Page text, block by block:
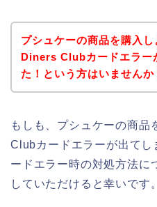
プシュケーの商品を購入し
Diners Clubカードエラー
た！という方はいませんか
もしも、プシュケーの商
Clubカードエラーが出て
ードエラー時の対処方法に
していただけると幸いです。